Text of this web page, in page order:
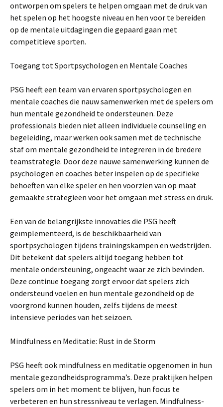
ontworpen om spelers te helpen omgaan met de druk van
het spelen op het hoogste niveau en hen voor te bereiden
op de mentale uitdagingen die gepaard gaan met
competitieve sporten.
Toegang tot Sportpsychologen en Mentale Coaches
PSG heeft een team van ervaren sportpsychologen en
mentale coaches die nauw samenwerken met de spelers om
hun mentale gezondheid te ondersteunen. Deze
professionals bieden niet alleen individuele counseling en
begeleiding, maar werken ook samen met de technische
staf om mentale gezondheid te integreren in de bredere
teamstrategie. Door deze nauwe samenwerking kunnen de
psychologen en coaches beter inspelen op de specifieke
behoeften van elke speler en hen voorzien van op maat
gemaakte strategieën voor het omgaan met stress en druk.
Een van de belangrijkste innovaties die PSG heeft
geïmplementeerd, is de beschikbaarheid van
sportpsychologen tijdens trainingskampen en wedstrijden.
Dit betekent dat spelers altijd toegang hebben tot
mentale ondersteuning, ongeacht waar ze zich bevinden.
Deze continue toegang zorgt ervoor dat spelers zich
ondersteund voelen en hun mentale gezondheid op de
voorgrond kunnen houden, zelfs tijdens de meest
intensieve periodes van het seizoen.
Mindfulness en Meditatie: Rust in de Storm
PSG heeft ook mindfulness en meditatie opgenomen in hun
mentale gezondheidsprogramma’s. Deze praktijken helpen
spelers om in het moment te blijven, hun focus te
verbeteren en hun stressniveau te verlagen. Mindfulness-